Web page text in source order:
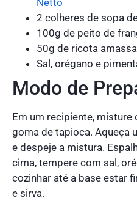
Netto
2 colheres de sopa
100g de peito de
50g de ricota
Sal, orégano e
Modo de
Em um recipiente, misture
goma de tapioca. Aqueça
e despeje a mistura.
cima, tempere com sal,
cozinhar até a base estar
e sirva.